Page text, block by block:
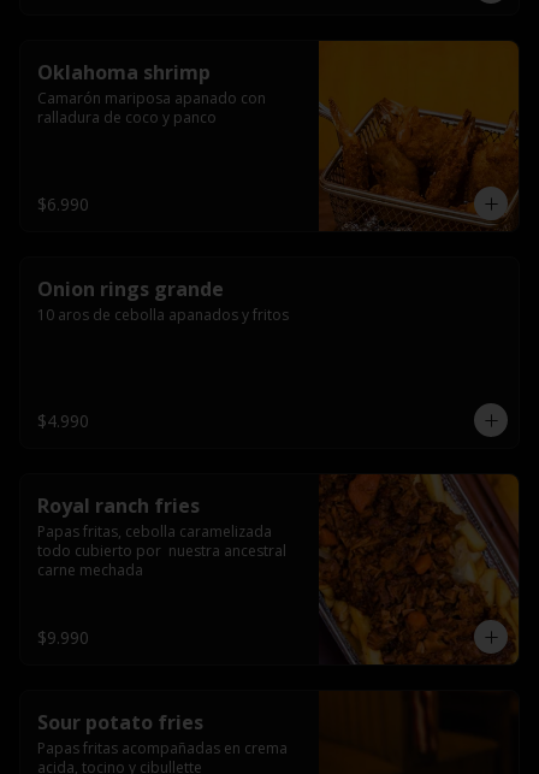
Oklahoma shrimp
Camarón mariposa apanado con
ralladura de coco y panco
$6.990
Onion rings grande
10 aros de cebolla apanados y fritos
$4.990
Royal ranch fries
Papas fritas, cebolla caramelizada
todo cubierto por  nuestra ancestral
carne mechada
$9.990
Sour potato fries
Papas fritas acompañadas en crema
acida, tocino y cibullette